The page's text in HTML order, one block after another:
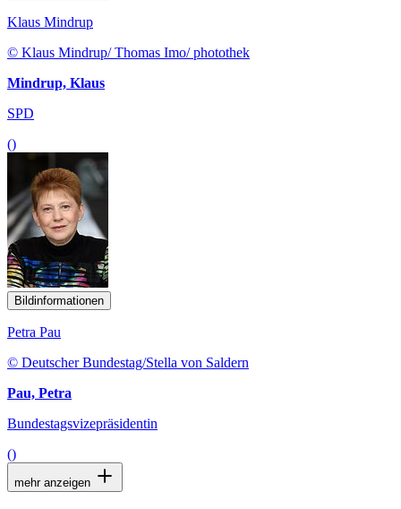
Klaus Mindrup
© Klaus Mindrup/ Thomas Imo/ photothek
Mindrup, Klaus
SPD
()
Bildinformationen
Petra Pau
© Deutscher Bundestag/Stella von Saldern
Pau, Petra
Bundestagsvizepräsidentin
()
mehr anzeigen